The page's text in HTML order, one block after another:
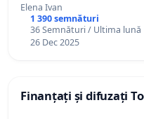
Elena Ivan
1 390 semnături
36 Semnături / Ultima lună
26 Dec 2025
Finanțați și difuzați